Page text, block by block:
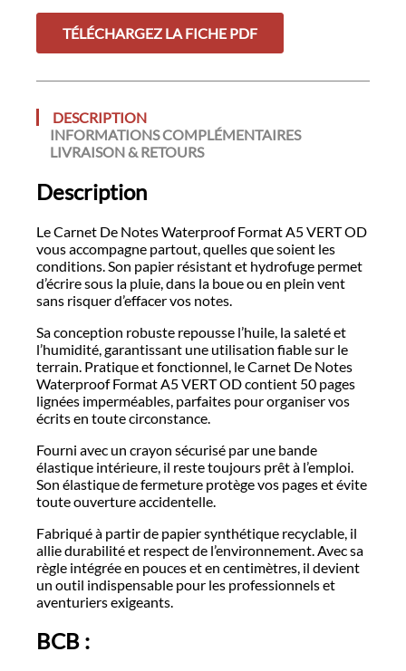
VERT
TÉLÉCHARGEZ LA FICHE PDF
DESCRIPTION
INFORMATIONS COMPLÉMENTAIRES
LIVRAISON & RETOURS
Description
Le Carnet De Notes Waterproof Format A5 VERT OD
vous accompagne partout, quelles que soient les
conditions. Son papier résistant et hydrofuge permet
d’écrire sous la pluie, dans la boue ou en plein vent
sans risquer d’effacer vos notes.
Sa conception robuste repousse l’huile, la saleté et
l’humidité, garantissant une utilisation fiable sur le
terrain. Pratique et fonctionnel, le Carnet De Notes
Waterproof Format A5 VERT OD contient 50 pages
lignées imperméables, parfaites pour organiser vos
écrits en toute circonstance.
Fourni avec un crayon sécurisé par une bande
élastique intérieure, il reste toujours prêt à l’emploi.
Son élastique de fermeture protège vos pages et évite
toute ouverture accidentelle.
Fabriqué à partir de papier synthétique recyclable, il
allie durabilité et respect de l’environnement. Avec sa
règle intégrée en pouces et en centimètres, il devient
un outil indispensable pour les professionnels et
aventuriers exigeants.
BCB :